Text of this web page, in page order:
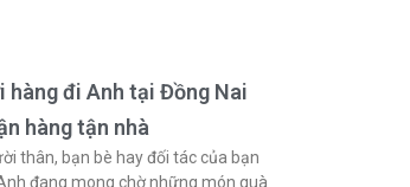
hàng đi Anh tại Đồng Nai
hàng tận nhà
thân, bạn bè hay đối tác của bạn
đang mong chờ những món quà